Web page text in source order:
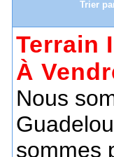
Trier
Terrain
À
Nous
sommes